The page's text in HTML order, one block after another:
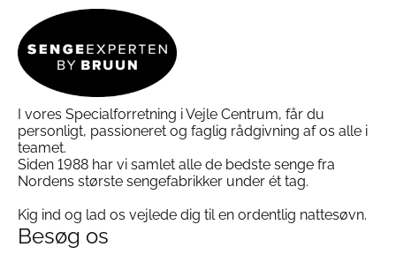
Mulighederne
kan
vælges
på
varesiden
I vores Specialforretning i Vejle Centrum, får du
personligt, passioneret og faglig rådgivning af os alle i
teamet.
Siden 1988 har vi samlet alle de bedste senge fra
Nordens største sengefabrikker under ét tag.
Kig ind og lad os vejlede dig til en ordentlig nattesøvn.
Besøg os